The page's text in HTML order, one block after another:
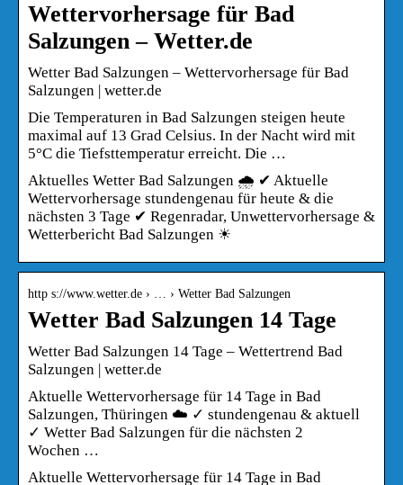
Wettervorhersage für Bad
Salzungen – Wetter.de
Wetter Bad Salzungen – Wettervorhersage für Bad
Salzungen | wetter.de
Die Temperaturen in Bad Salzungen steigen heute
maximal auf 13 Grad Celsius. In der Nacht wird mit
5°C die Tiefsttemperatur erreicht. Die …
Aktuelles Wetter Bad Salzungen 🌧️ ✔ Aktuelle
Wettervorhersage stundengenau für heute & die
nächsten 3 Tage ✔ Regenradar, Unwettervorhersage &
Wetterbericht Bad Salzungen ☀
http s://www.wetter.de › … › Wetter Bad Salzungen
Wetter Bad Salzungen 14 Tage
Wetter Bad Salzungen 14 Tage – Wettertrend Bad
Salzungen | wetter.de
Aktuelle Wettervorhersage für 14 Tage in Bad
Salzungen, Thüringen ☁️ ✓ stundengenau & aktuell
✓ Wetter Bad Salzungen für die nächsten 2
Wochen …
Aktuelle Wettervorhersage für 14 Tage in Bad